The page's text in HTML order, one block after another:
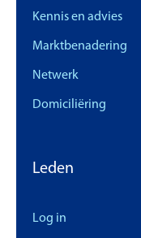
Kennis en advies
Marktbenadering
Netwerk
Domiciliëring
Leden
Log in